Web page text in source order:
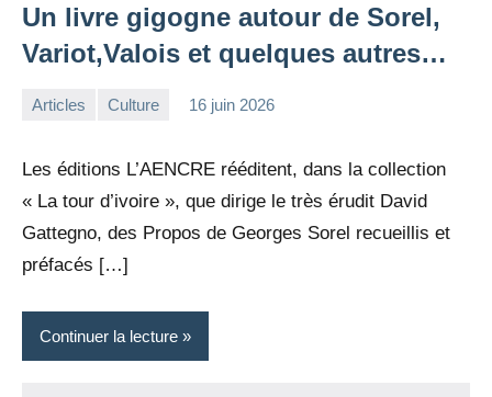
Un livre gigogne autour de Sorel,
Variot,Valois et quelques autres…
Articles Culture 16 juin 2026
Les éditions L’AENCRE rééditent, dans la collection
« La tour d’ivoire », que dirige le très érudit David
Gattegno, des Propos de Georges Sorel recueillis et
préfacés […]
Continuer la lecture